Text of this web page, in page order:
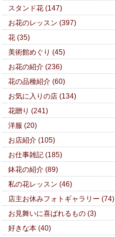
スタンド花 (147)
お花のレッスン (397)
花 (35)
美術館めぐり (45)
お花の紹介 (236)
花の品種紹介 (60)
お気に入りの店 (134)
花贈り (241)
洋服 (20)
お店紹介 (105)
お仕事雑記 (185)
鉢花の紹介 (89)
私の花レッスン (46)
店主お休みフォトギャラリー (74)
お見舞いに喜ばれるもの (3)
好きな本 (40)